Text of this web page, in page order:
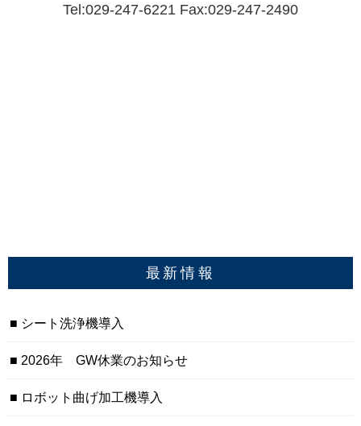
Tel:029-247-6221 Fax:029-247-2490
最新情報
シート洗浄機導入
2026年 GW休業のお知らせ
ロボット曲げ加工機導入